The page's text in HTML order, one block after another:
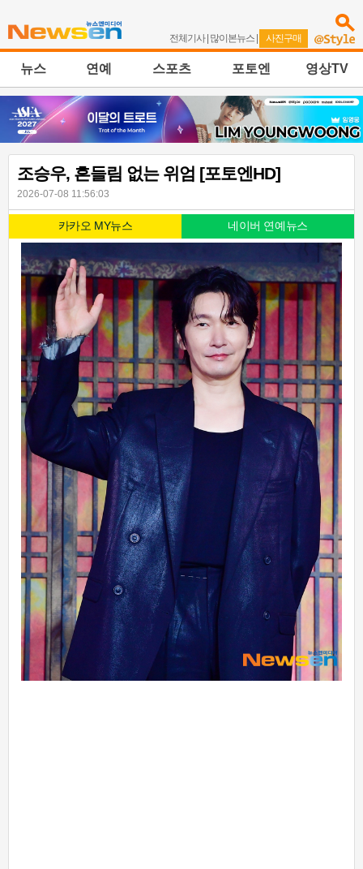
전체기사| 많이본뉴스 | 사진구매
뉴스 연예 스포츠 포토엔 영상TV
조승우, 흔들림 없는 위엄 [포토엔HD]
2026-07-08 11:56:03
카카오 MY뉴스 네이버 연예뉴스